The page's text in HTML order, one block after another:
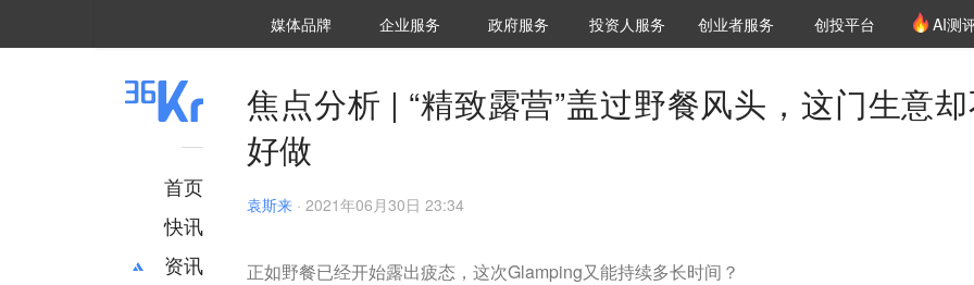
媒体品牌 36Kr研究院
企业服务 城市之窗
政府服务 VClub投资机构库
投资机构职位推介
投资人服务 创投氪堂
创业者服务 创投平台 AI测
首页
快讯
资讯
焦点分析 | “精致露营”盖过野餐风头，这门生意
好做
袁斯来 · 2021年06月30日 23:34
正如野餐已经开始露出疲态，这次Glamping又能持续多长时间？